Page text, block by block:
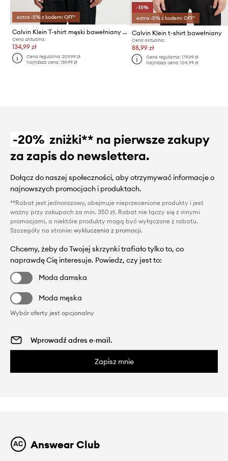
extra -5% z kodem: OFF*
Calvin Klein T-shirt męski bawełniany z elastanem
Cena aktualna:
134,99 zł
Cena regularna:209,99 zł
Najniższa cena:139,99 zł
-15%
extra -5% z kodem: OFF*
Calvin Klein t-shirt bawełniany
Cena aktualna:
88,99 zł
Cena regularna: 179,99 zł
Najniższa cena: 104,99 zł
-20% zniżki** na pierwsze zakupy
za zapis do newslettera.
Dołącz do naszej społeczności, aby otrzymywać informacje o
najnowszych promocjach i produktach.
**Rabat jest jednorazowy, obejmuje nieprzecenione produkty i jest
ważny przy zakupach za min. 350 zł. Rabat nie łączy się z innymi
promocjami, a niektóre produkty mogą być wyłączone z rabatu.
Szczegóły na stronie: wykluczenia z promocji.
Chcemy, żeby do Twojej skrzynki trafiało tylko to, co
naprawdę Cię interesuje. Powiedz, czy jest to:
Moda damska
Moda męska
Wybór oferty jest opcjonalny
Zapisz mnie
Answear Club